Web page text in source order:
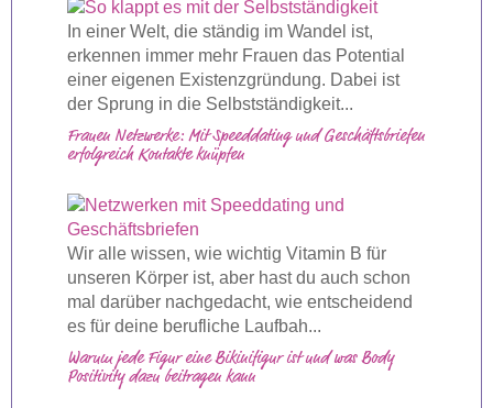
In einer Welt, die ständig im Wandel ist,
erkennen immer mehr Frauen das Potential
einer eigenen Existenzgründung. Dabei ist
der Sprung in die Selbstständigkeit...
Frauen Netzwerke: Mit Speeddating und Geschäftsbriefen
erfolgreich Kontakte knüpfen
Wir alle wissen, wie wichtig Vitamin B für
unseren Körper ist, aber hast du auch schon
mal darüber nachgedacht, wie entscheidend
es für deine berufliche Laufbah...
Warum jede Figur eine Bikinifigur ist und was Body
Positivity dazu beitragen kann